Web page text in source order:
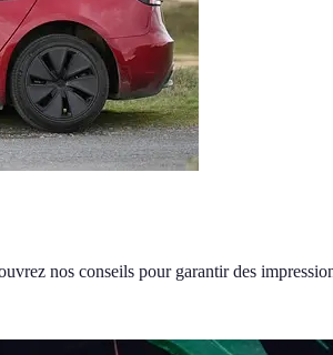
nos conseils pour garantir des